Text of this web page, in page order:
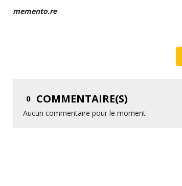
memento.re
0 COMMENTAIRE(S)
Aucun commentaire pour le moment